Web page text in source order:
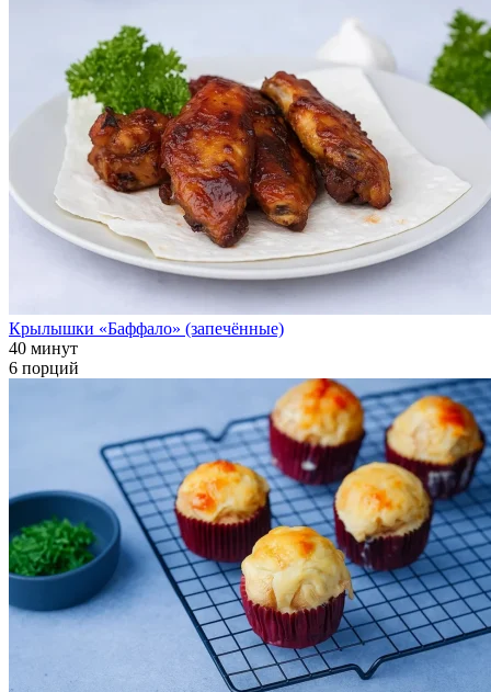
Крылышки «Баффало» (запечённые)
40 минут
6 порций